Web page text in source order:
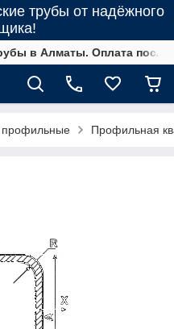
трубы от надёжного
в Алматы. Оплата
Профильная